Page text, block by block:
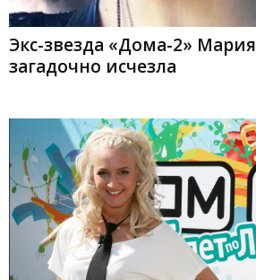
Экс-звезда «Дома-2»
загадочно исчезла